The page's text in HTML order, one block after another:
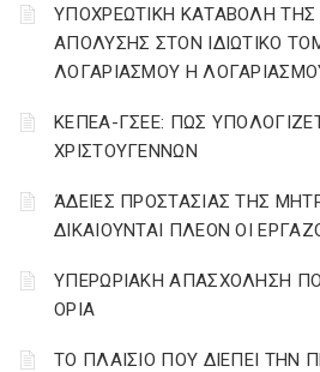
YΠΟΧΡΕΩΤΙΚΗ ΚΑΤΑΒΟΛΗ
ΑΠΟΛΥΣΗΣ ΣΤΟΝ ΙΔΙΩΤΙΚΟ
ΛΟΓΑΡΙΑΣΜΟΥ Η
ΚΕΠΕΑ-ΓΣΕΕ: ΠΩΣ
ΧΡΙΣΤΟΥΓΕΝΝΩΝ
ΆΔΕΙΕΣ ΠΡΟΣΤΑΣΙΑΣ ΤΗΣ
ΔΙΚΑΙΟΥΝΤΑΙ ΠΛΕΟΝ ΟΙ
ΥΠΕΡΩΡΙΑΚΗ ΑΠΑΣΧΟΛΗΣΗ
ΟΡΙΑ
ΤΟ ΠΛΑΙΣΙΟ ΠΟΥ ΔΙΕΠΕΙ ΤΗΝ